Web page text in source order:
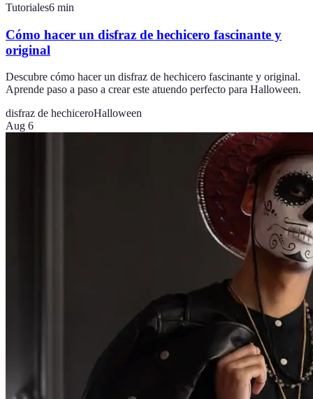
Tutoriales6 min
Cómo hacer un disfraz de hechicero fascinante y
original
Descubre cómo hacer un disfraz de hechicero fascinante y original.
Aprende paso a paso a crear este atuendo perfecto para Halloween.
disfraz de hechiceroHalloween
Aug 6